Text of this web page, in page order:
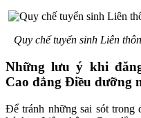
Quy chế tuyển sinh Liên
Những lưu ý khi
Cao đẳng Điều dưỡng
Để tránh những sai sót trong